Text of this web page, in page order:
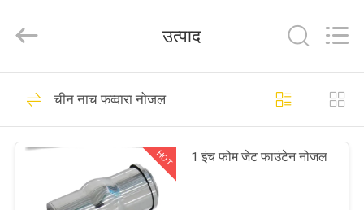
उत्पादों
water
co,.ltd.
Reserved.
पूल फव्वारा सहायक
उपकरण
123
उत्पाद
चीन नाच फव्वारा नोजल
HOT 1 इंच फोम जेट फाउंटेन नोजल